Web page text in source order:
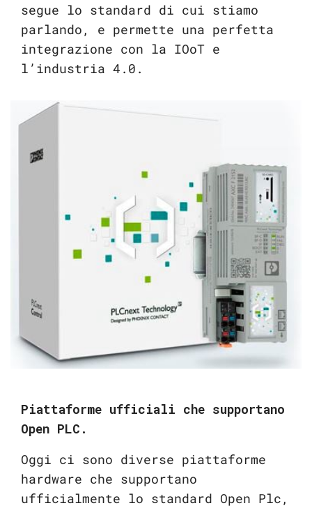
segue lo standard di cui stiamo
parlando, e permette una perfetta
integrazione con la IOoT e
l’industria 4.0.
Piattaforme ufficiali che supportano
Open PLC.
Oggi ci sono diverse piattaforme
hardware che supportano
ufficialmente lo standard Open Plc,